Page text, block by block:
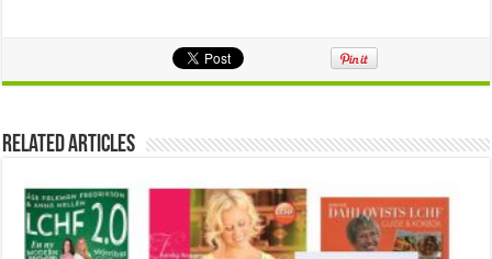
Related Articles